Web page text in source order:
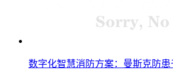
数字化智慧消防方案：曼斯克防患